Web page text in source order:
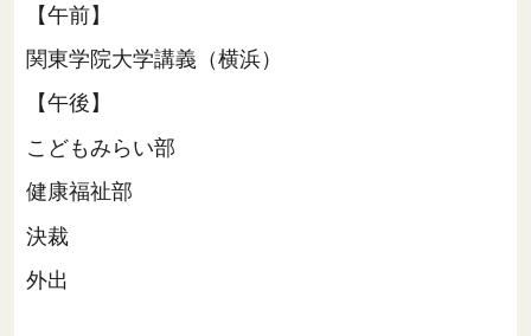
【午前】
関東学院大学講義（横浜）
【午後】
こどもみらい部
健康福祉部
決裁
外出